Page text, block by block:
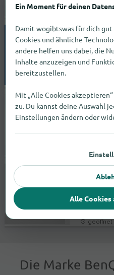
35279
88212
geöffnet
Die Marke
Ein Moment für deinen
Damit wogibtswas für dich
Cookies und ähnliche
andere helfen uns dabei, die
Inhalte anzuzeigen und
bereitzustellen.
Mit „Alle Cookies
zu. Du kannst deine Auswahl
Einstellungen ändern oder
Alle Cookies